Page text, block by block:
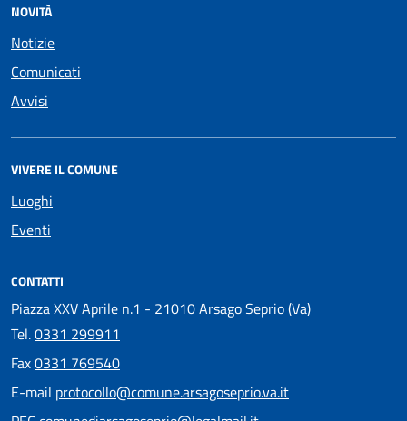
NOVITÀ
Notizie
Comunicati
Avvisi
VIVERE IL COMUNE
Luoghi
Eventi
CONTATTI
Piazza XXV Aprile n.1 - 21010 Arsago Seprio (Va)
Tel.0331 299911
Fax0331 769540
E-mail protocollo@comune.arsagoseprio.va.it